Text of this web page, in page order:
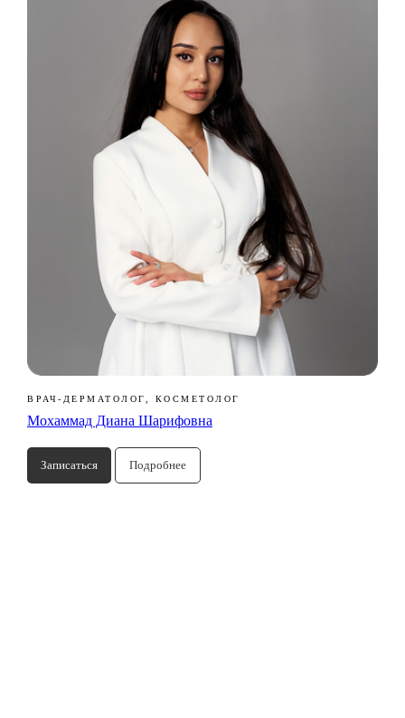
ВРАЧ-ДЕРМАТОЛОГ, КОСМЕТОЛОГ
Мохаммад Диана Шарифовна
Записаться Подробнее